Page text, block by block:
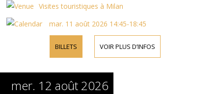
Visites touristiques à Milan
mar. 11 août 2026 14:45-18:45
BILLETS VOIR PLUS D’INFOS
mer. 12 août 2026